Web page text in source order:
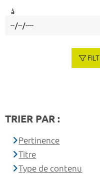
à
TRIER PAR :
Pertinence
Titre
Type de contenu